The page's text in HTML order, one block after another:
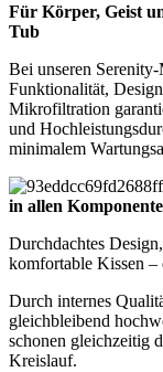
Für Körper, Geist
Tub
Bei unseren
Funktionalität,
Mikrofiltration
und
minimalem
in allen
Durchdachtes
komfortable Kissen –
Durch internes
gleichbleibend
schonen gleichzeitig
Kreislauf.